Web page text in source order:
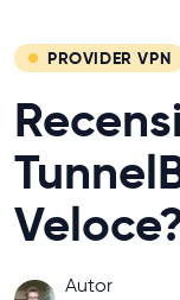
PROVIDER VPN
Autor